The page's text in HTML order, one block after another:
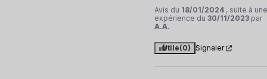
Avis du 18/01/2024 , suite à une
expérience du 30/11/2023 par
A.A.
Utile(0) Signaler